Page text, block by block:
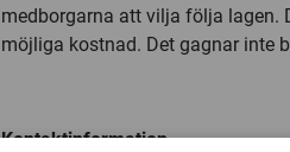
medborgarna att vilja följa lagen.
möjliga kostnad. Det gagnar inte
Kontaktinformation